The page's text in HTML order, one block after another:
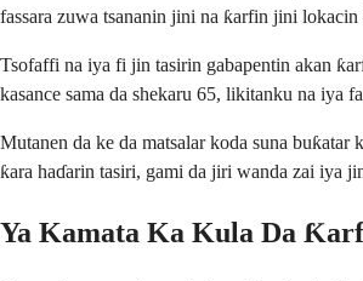
fassara zuwa tsananin jini na ƙarfin jini lokacin
Tsofaffi na iya fi jin tasirin gabapentin akan
kasance sama da shekaru 65, likitanku na iya
Mutanen da ke da matsalar koda suna
ƙara haɗarin tasiri, gami da jiri wanda zai iya
Ya Kamata Ka Kula Da